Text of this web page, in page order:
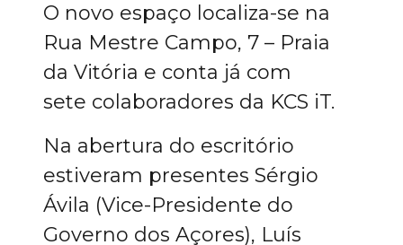
O novo espaço localiza-se na
Rua Mestre Campo, 7 – Praia
da Vitória e conta já com
sete colaboradores da KCS iT.
Na abertura do escritório
estiveram presentes Sérgio
Ávila (Vice-Presidente do
Governo dos Açores), Luís